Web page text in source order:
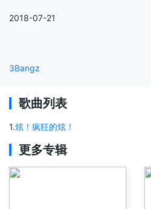
2018-07-21
3Bangz
歌曲列表
1.炫！疯狂的炫！
更多专辑